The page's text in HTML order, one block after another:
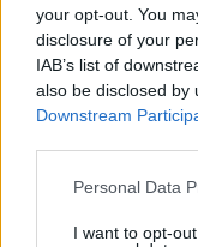
your opt-out. You
disclosure of your
IAB’s list of
also be disclosed by
Downstream
Please note that
not limited to your
Personal Data
I want to opt-